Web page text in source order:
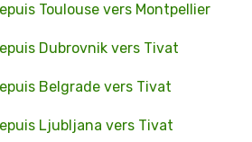
Toulouse vers Montpellier
Dubrovnik vers Tivat
Belgrade vers Tivat
Ljubljana vers Tivat